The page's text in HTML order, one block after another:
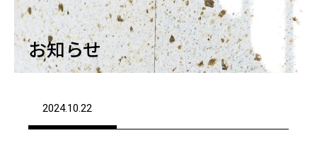
お知らせ
2024.10.22